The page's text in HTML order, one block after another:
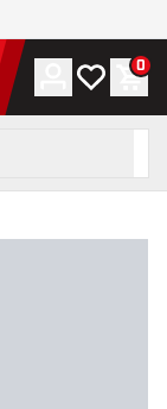
Account
La mia0